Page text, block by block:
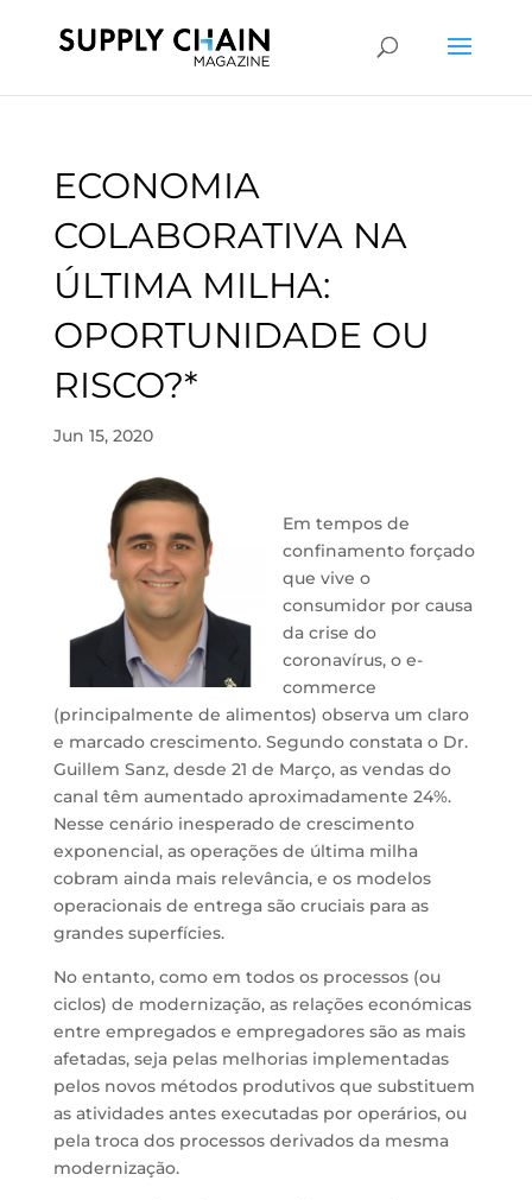
ECONOMIA
COLABORATIVA NA
ÚLTIMA MILHA:
OPORTUNIDADE OU
RISCO?*
Jun 15, 2020
Em tempos de
confinamento forçado
que vive o
consumidor por causa
da crise do
coronavírus, o e-
commerce
(principalmente de alimentos) observa um claro
e marcado crescimento. Segundo constata o Dr.
Guillem Sanz, desde 21 de Março, as vendas do
canal têm aumentado aproximadamente 24%.
Nesse cenário inesperado de crescimento
exponencial, as operações de última milha
cobram ainda mais relevância, e os modelos
operacionais de entrega são cruciais para as
grandes superfícies.
No entanto, como em todos os processos (ou
ciclos) de modernização, as relações económicas
entre empregados e empregadores são as mais
afetadas, seja pelas melhorias implementadas
pelos novos métodos produtivos que substituem
as atividades antes executadas por operários, ou
pela troca dos processos derivados da mesma
modernização.